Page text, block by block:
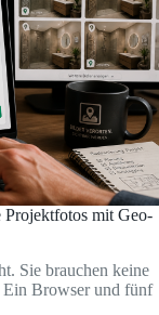
mit Geo-
Sie brauchen keine
Ein Browser und fünf